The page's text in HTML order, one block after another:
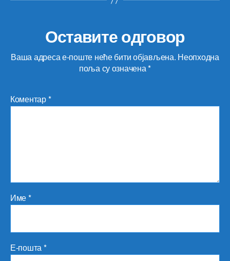
Оставите одговор
Ваша адреса е-поште неће бити објављена. Неопходна
поља су означена*
Коментар*
Име*
Е-пошта*